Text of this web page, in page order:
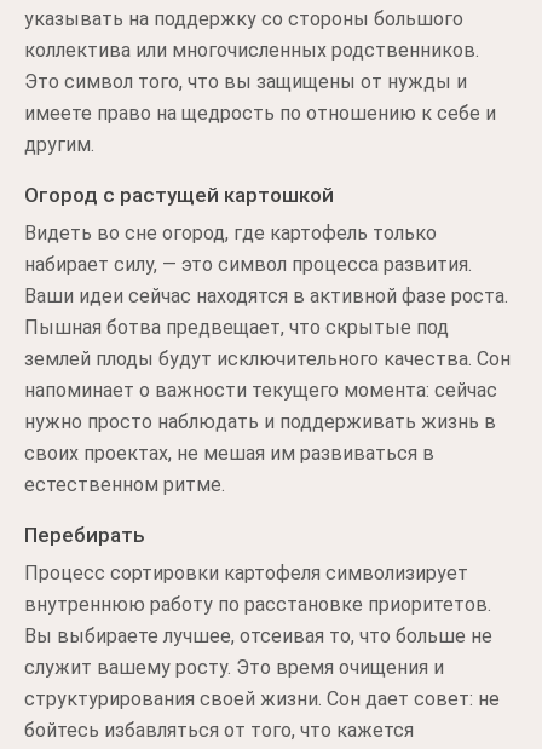
указывать на поддержку со стороны большого
коллектива или многочисленных родственников.
Это символ того, что вы защищены от нужды и
имеете право на щедрость по отношению к себе и
другим.
Огород с растущей картошкой
Видеть во сне огород, где картофель только
набирает силу, — это символ процесса развития.
Ваши идеи сейчас находятся в активной фазе роста.
Пышная ботва предвещает, что скрытые под
землей плоды будут исключительного качества. Сон
напоминает о важности текущего момента: сейчас
нужно просто наблюдать и поддерживать жизнь в
своих проектах, не мешая им развиваться в
естественном ритме.
Перебирать
Процесс сортировки картофеля символизирует
внутреннюю работу по расстановке приоритетов.
Вы выбираете лучшее, отсеивая то, что больше не
служит вашему росту. Это время очищения и
структурирования своей жизни. Сон дает совет: не
бойтесь избавляться от того, что кажется